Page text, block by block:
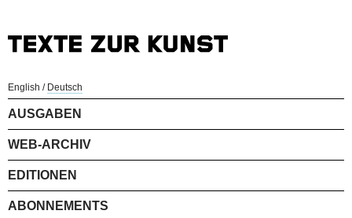
English / Deutsch
AUSGABEN
WEB-ARCHIV
EDITIONEN
ABONNEMENTS